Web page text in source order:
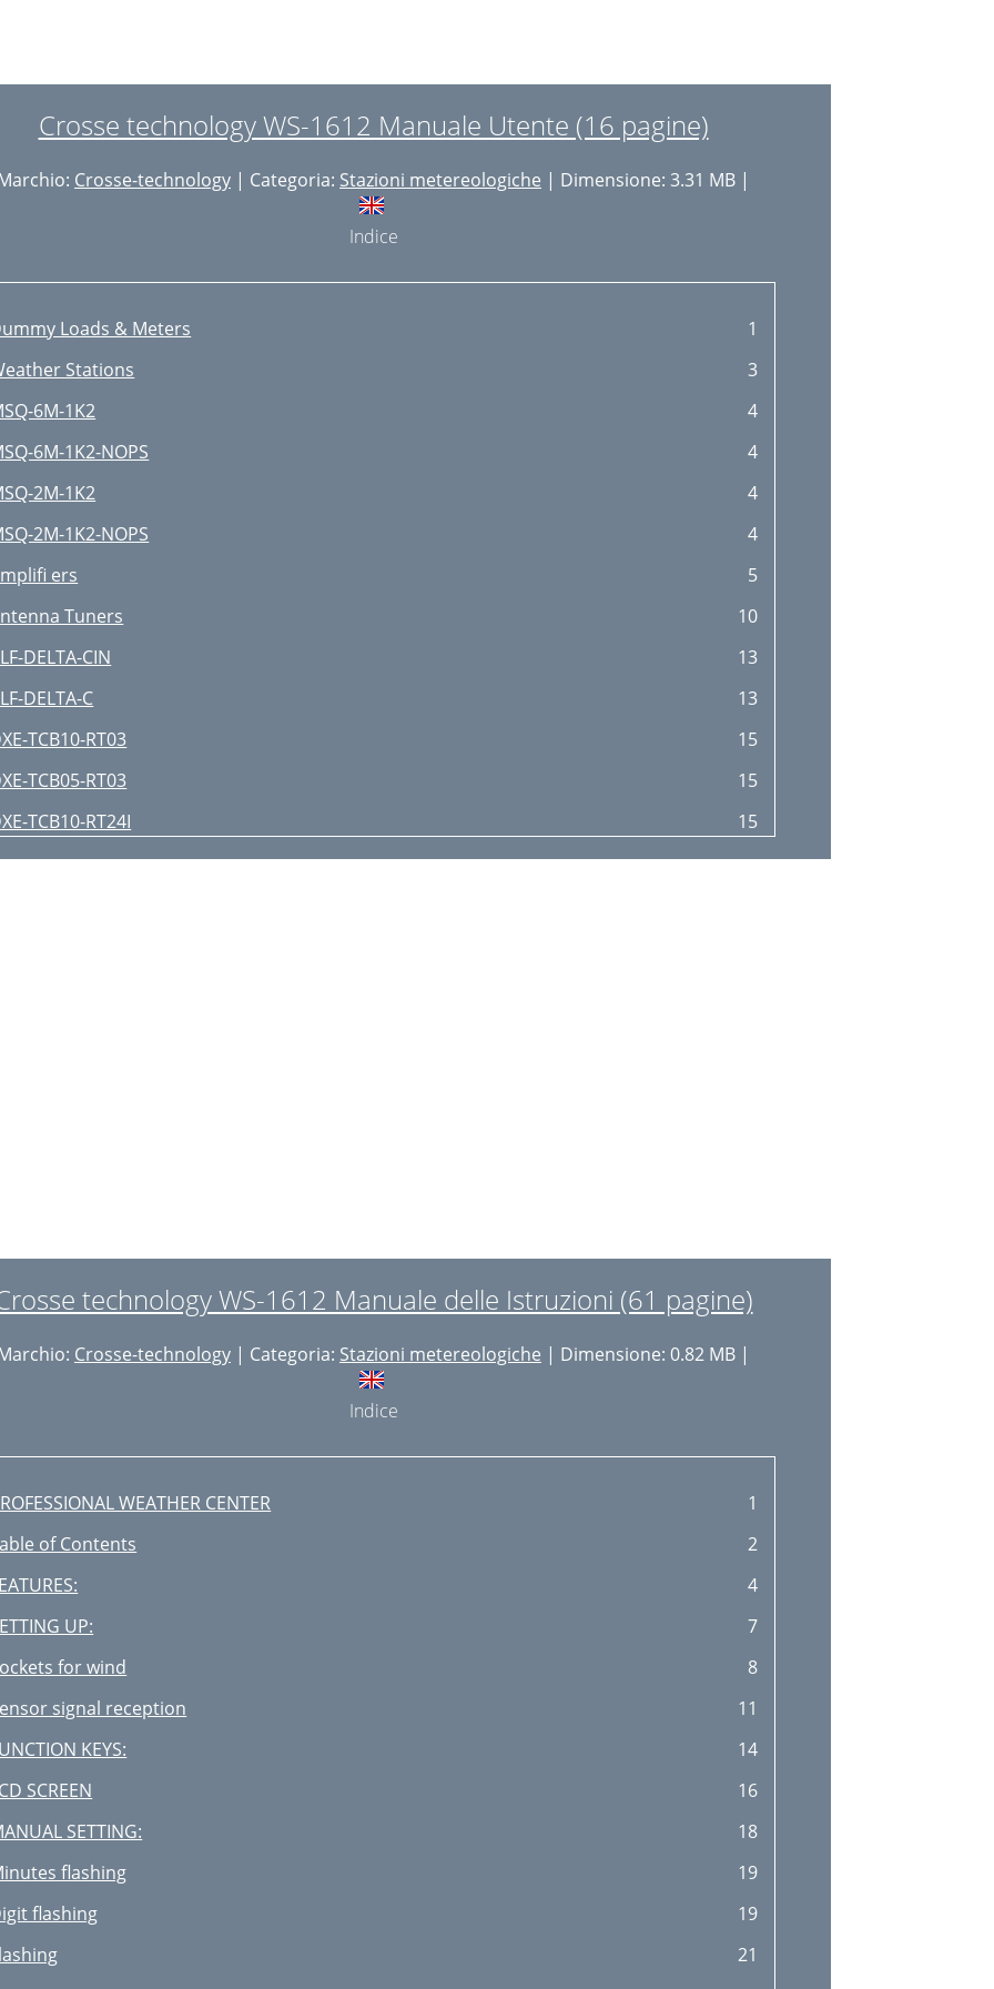
Crosse technology WS-1612 Manuale Utente (16 pagine)
Crosse-technology | Categoria: Stazioni metereologiche | Dimensione: 3.31 MB |
Indice
Loads & Meters
1
Stations
3
6M-1K2
4
6M-1K2-NOPS
4
2M-1K2
4
2M-1K2-NOPS
4
ers
5
Tuners
10
DELTA-CIN
13
DELTA-C
13
TCB10-RT03
15
TCB05-RT03
15
TCB10-RT24I
15
TCB10-RT18I
15
technology WS-1612 Manuale delle Istruzioni (61 pagine)
Crosse-technology | Categoria: Stazioni metereologiche | Dimensione: 0.82 MB |
Indice
WEATHER CENTER
1
of Contents
2
4
UP:
7
for wind
8
signal reception
11
KEYS:
14
SCREEN
16
SETTING:
18
flashing
19
flashing
19
21